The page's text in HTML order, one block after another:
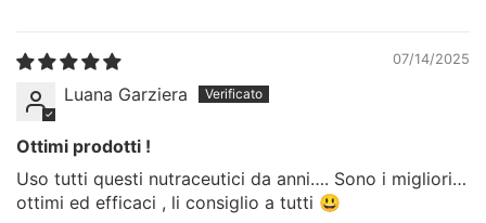
07/14/2025
Luana Garziera
Ottimi prodotti !
Uso tutti questi nutraceutici da anni…. Sono i migliori…
ottimi ed efficaci , li consiglio a tutti 😃